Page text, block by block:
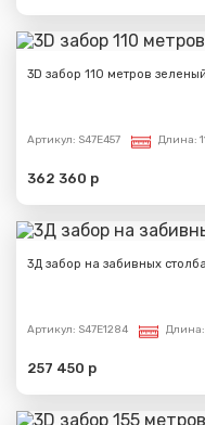
3D забор 110 метров
Артикул: S47E457 Длина:
362 360 р
3Д забор на забивных
Артикул: S47E1284 Длина:
257 450 р
Спасибо за